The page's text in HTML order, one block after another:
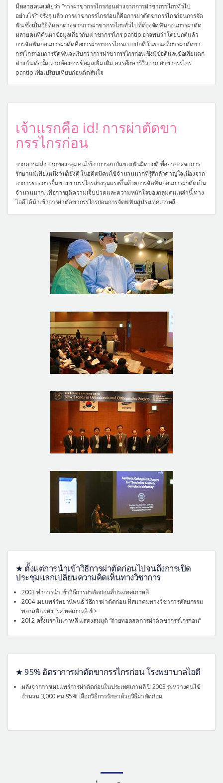
มีหลายคนสงสัยว่า “การผ่าขากรรไกรก่อนต่างจากการผ่าขากรรไกรทั่วไป
อย่างไร?” จริงๆ แล้ว การผ่าขากรรไกรก่อนก็คือการผ่าตัดขากรรไกรก่อนการจัด
ฟัน ซึ่งเป็นวิธีที่แตกต่างจากการผ่าขากรรไกรทั่วไปที่ต้องจัดฟันก่อนการผ่าตัด
หลายคนที่ค้นหาข้อมูลเกี่ยวกับ ผ่าขากรรไกร pantip อาจพบว่าโดยปกติแล้ว
การจัดฟันก่อนการผ่าตัดคือการผ่าขากรรไกรแบบปกติ ในขณะที่การผ่าตัดขา
กรรไกรก่อนการจัดฟันจะเรียกว่าการผ่าขากรรไกรก่อน ซึ่งมีข้อดีและข้อเสียแตก
ต่างกัน ดังนั้น หากต้องการข้อมูลเพิ่มเติม ควรศึกษารีวิวจาก ผ่าขากรรไกร
pantip เพื่อเปรียบเทียบก่อนตัดสินใจ
เจ้าแรกคือ id! การผ่าตัดขา
กรรไกรก่อน
จากความลำบากของกลุ่มคนไข้อาการสบกันของฟันผิดปกติ ที่อยากจะจบการ
รักษาแม้เพียงหนึ่งวันก็ยังดี ในอดีตมีคนไข้จำนวนมากที่รู้สึกลำคาญใจเนื่องจาก
อาการของการยื่นของขากรรไกรล่างรุนแรงขึ้นด้วยการจัดฟันก่อนการผ่าตัดเป็น
จำนวนมาก. เพื่อการยุติความเจ็บปวดและความหนักใจของกลุ่มคนเหล่านี้ ทาง
ไอดีได้นำเข้าการผ่าตัดขากรรไกรก่อนการจัดฟฟันสู่ประเทศเกาหลี.
★ ตั้งแต่การนำเข้าวิธีการผ่าตัดก่อนไปจนถึงการเปิด
ประชุมแลกเปลี่ยนความคิดเห็นทางวิชาการ
2003 ทำการนำเข้าวิธีการผ่าตัดก่อนที่ประเทศเกาหลี
2004 เผยแพร่วิทยานิพนธ์ วิธีการผ่าตัดก่อน ที่สมาคมทางวิชาการศัลยกรรม
พลาสติกแห่งประเทศเกาหลี /li>
2012 ครั้งแรกในเกาหลี แสดงสมมุติ “ถ่ายทอดสดการผ่าตัดขากรรไกรก่อน”
★ 95% อัตราการผ่าตัดขากรรไกรก่อน โรงพยาบาลไอดี
หลังจากการเผยแพร่การผ่าตัดก่อนในประเทศเกาหลี ปี 2003 ระหว่างคนไข้
จำนวน 3,000 คน 95% เลือกวิธีการรักษาด้วยวิธีผ่าตัดก่อน